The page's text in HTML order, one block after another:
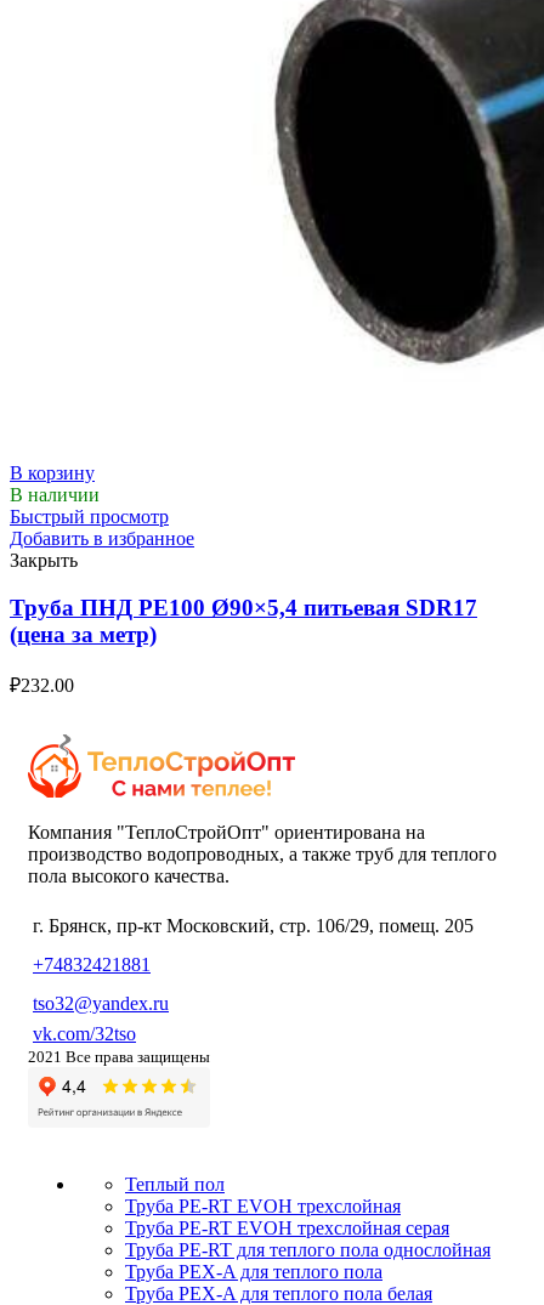
В корзину
В наличии
Быстрый просмотр
Добавить в избранное
Закрыть
Труба ПНД РЕ100 Ø90×5,4 питьевая SDR17
(цена за метр)
₽232.00
Компания "ТеплоСтройОпт" ориентирована на
производство водопроводных, а также труб для теплого
пола высокого качества.
г. Брянск, пр-кт Московский, стр. 106/29, помещ. 205
+74832421881
tso32@yandex.ru
vk.com/32tso
2021 Все права защищены
Теплый пол
Труба PE-RT EVOH трехслойная
Труба PE-RT EVOH трехслойная серая
Труба PE-RT для теплого пола однослойная
Труба PEX-A для теплого пола
Труба PEX-A для теплого пола белая